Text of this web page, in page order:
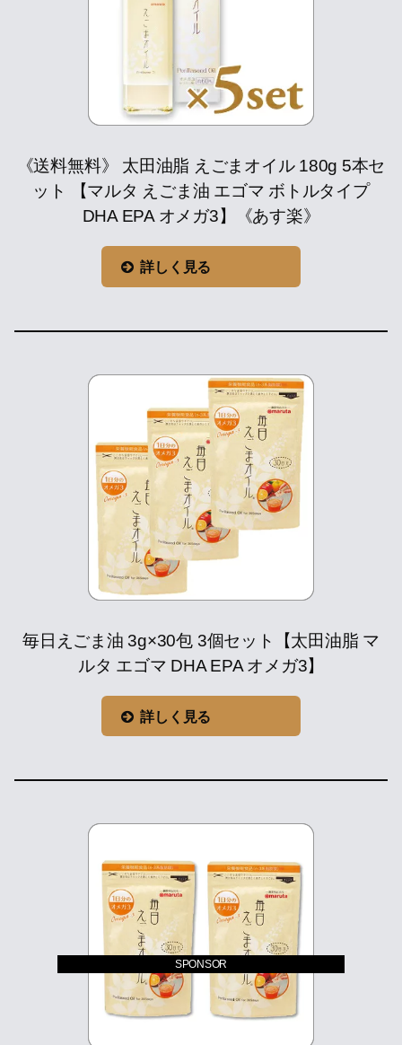
《送料無料》 太田油脂 えごまオイル 180g 5本セ
ット 【マルタ えごま油 エゴマ ボトルタイプ
DHA EPA オメガ3】《あす楽》
詳しく見る
毎日えごま油 3g×30包 3個セット【太田油脂 マ
ルタ エゴマ DHA EPA オメガ3】
詳しく見る
SPONSOR